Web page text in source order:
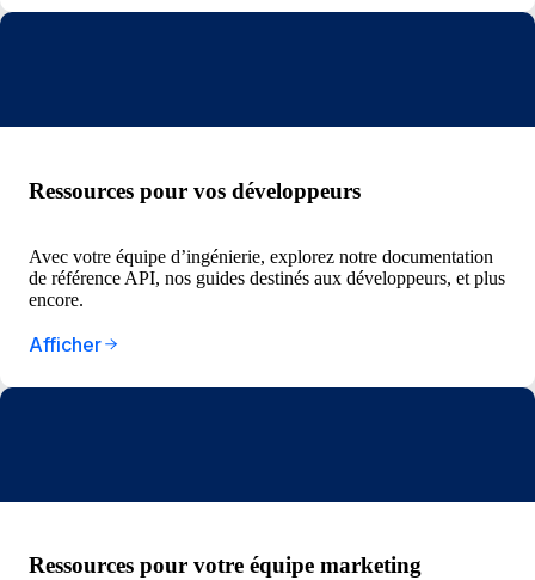
Ressources pour vos développeurs
Avec votre équipe d’ingénierie, explorez notre documentation
de référence API, nos guides destinés aux développeurs, et plus
encore.
Afficher
Ressources pour votre équipe marketing